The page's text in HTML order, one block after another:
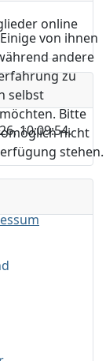
online
10:09:54.
von ihnen
andere
zu
selbst
Bitte
nicht
stehen.